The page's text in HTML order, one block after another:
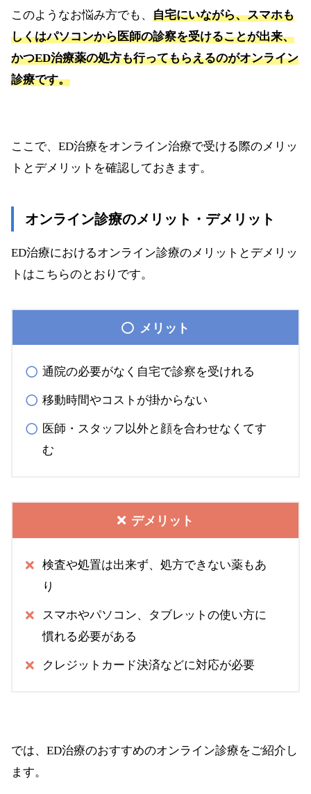
このようなお悩み方でも、 自宅にいながら、スマホも
しくはパソコンから医師の診察を受けることが出来、
かつED治療薬の処方も行ってもらえるのがオンライン
診療です。
ここで、ED治療をオンライン治療で受ける際のメリッ
トとデメリットを確認しておきます。
オンライン診療のメリット・デメリット
ED治療におけるオンライン診療のメリットとデメリッ
トはこちらのとおりです。
メリット
通院の必要がなく自宅で診察を受けれる
移動時間やコストが掛からない
医師・スタッフ以外と顔を合わせなくてす
む
デメリット
検査や処置は出来ず、処方できない薬もあ
り
スマホやパソコン、タブレットの使い方に
慣れる必要がある
クレジットカード決済などに対応が必要
では、ED治療のおすすめのオンライン診療をご紹介し
ます。